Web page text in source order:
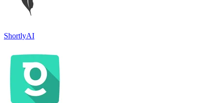
ShortlyAI